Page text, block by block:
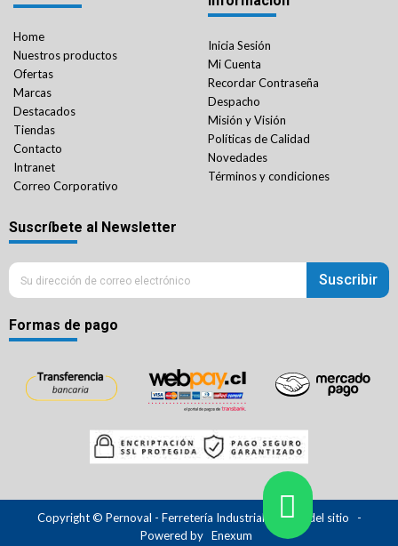
Home
Nuestros productos
Ofertas
Marcas
Destacados
Tiendas
Contacto
Intranet
Correo Corporativo
Inicia Sesión
Mi Cuenta
Recordar Contraseña
Despacho
Misión y Visión
Políticas de Calidad
Novedades
Términos y condiciones
Suscríbete al Newsletter
Suscribir
Formas de pago
Copyright © Pernoval - Ferretería Industrial. Mapa del sitio
-
Powered by Enexum